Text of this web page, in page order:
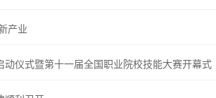
产业
动仪式暨第十一届全国职业院校技能大赛开幕式